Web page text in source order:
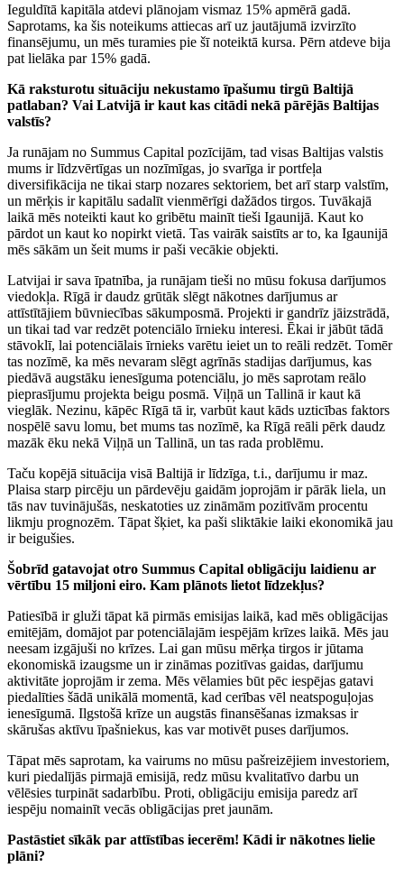
Ieguldītā kapitāla atdevi plānojam vismaz 15% apmērā gadā.
Saprotams, ka šis noteikums attiecas arī uz jautājumā izvirzīto
finansējumu, un mēs turamies pie šī noteiktā kursa. Pērn atdeve bija
pat lielāka par 15% gadā.
Kā raksturotu situāciju nekustamo īpašumu tirgū Baltijā
patlaban? Vai Latvijā ir kaut kas citādi nekā pārējās Baltijas
valstīs?
Ja runājam no Summus Capital pozīcijām, tad visas Baltijas valstis
mums ir līdzvērtīgas un nozīmīgas, jo svarīga ir portfeļa
diversifikācija ne tikai starp nozares sektoriem, bet arī starp valstīm,
un mērķis ir kapitālu sadalīt vienmērīgi dažādos tirgos. Tuvākajā
laikā mēs noteikti kaut ko gribētu mainīt tieši Igaunijā. Kaut ko
pārdot un kaut ko nopirkt vietā. Tas vairāk saistīts ar to, ka Igaunijā
mēs sākām un šeit mums ir paši vecākie objekti.
Latvijai ir sava īpatnība, ja runājam tieši no mūsu fokusa darījumos
viedokļa. Rīgā ir daudz grūtāk slēgt nākotnes darījumus ar
attīstītājiem būvniecības sākumposmā. Projekti ir gandrīz jāizstrādā,
un tikai tad var redzēt potenciālo īrnieku interesi. Ēkai ir jābūt tādā
stāvoklī, lai potenciālais īrnieks varētu ieiet un to reāli redzēt. Tomēr
tas nozīmē, ka mēs nevaram slēgt agrīnās stadijas darījumus, kas
piedāvā augstāku ienesīguma potenciālu, jo mēs saprotam reālo
pieprasījumu projekta beigu posmā. Viļņā un Tallinā ir kaut kā
vieglāk. Nezinu, kāpēc Rīgā tā ir, varbūt kaut kāds uzticības faktors
nospēlē savu lomu, bet mums tas nozīmē, ka Rīgā reāli pērk daudz
mazāk ēku nekā Viļņā un Tallinā, un tas rada problēmu.
Taču kopējā situācija visā Baltijā ir līdzīga, t.i., darījumu ir maz.
Plaisa starp pircēju un pārdevēju gaidām joprojām ir pārāk liela, un
tās nav tuvinājušās, neskatoties uz zināmām pozitīvām procentu
likmju prognozēm. Tāpat šķiet, ka paši sliktākie laiki ekonomikā jau
ir beigušies.
Šobrīd gatavojat otro Summus Capital obligāciju laidienu ar
vērtību 15 miljoni eiro. Kam plānots lietot līdzekļus?
Patiesībā ir gluži tāpat kā pirmās emisijas laikā, kad mēs obligācijas
emitējām, domājot par potenciālajām iespējām krīzes laikā. Mēs jau
neesam izgājuši no krīzes. Lai gan mūsu mērķa tirgos ir jūtama
ekonomiskā izaugsme un ir zināmas pozitīvas gaidas, darījumu
aktivitāte joprojām ir zema. Mēs vēlamies būt pēc iespējas gatavi
piedalīties šādā unikālā momentā, kad cerības vēl neatspoguļojas
ienesīgumā. Ilgstošā krīze un augstās finansēšanas izmaksas ir
skārušas aktīvu īpašniekus, kas var motivēt puses darījumos.
Tāpat mēs saprotam, ka vairums no mūsu pašreizējiem investoriem,
kuri piedalījās pirmajā emisijā, redz mūsu kvalitatīvo darbu un
vēlēsies turpināt sadarbību. Proti, obligāciju emisija paredz arī
iespēju nomainīt vecās obligācijas pret jaunām.
Pastāstiet sīkāk par attīstības iecerēm! Kādi ir nākotnes lielie
plāni?